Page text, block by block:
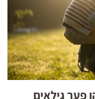
פער גילאים